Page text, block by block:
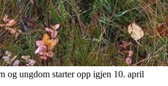
og ungdom starter opp igjen 10. april